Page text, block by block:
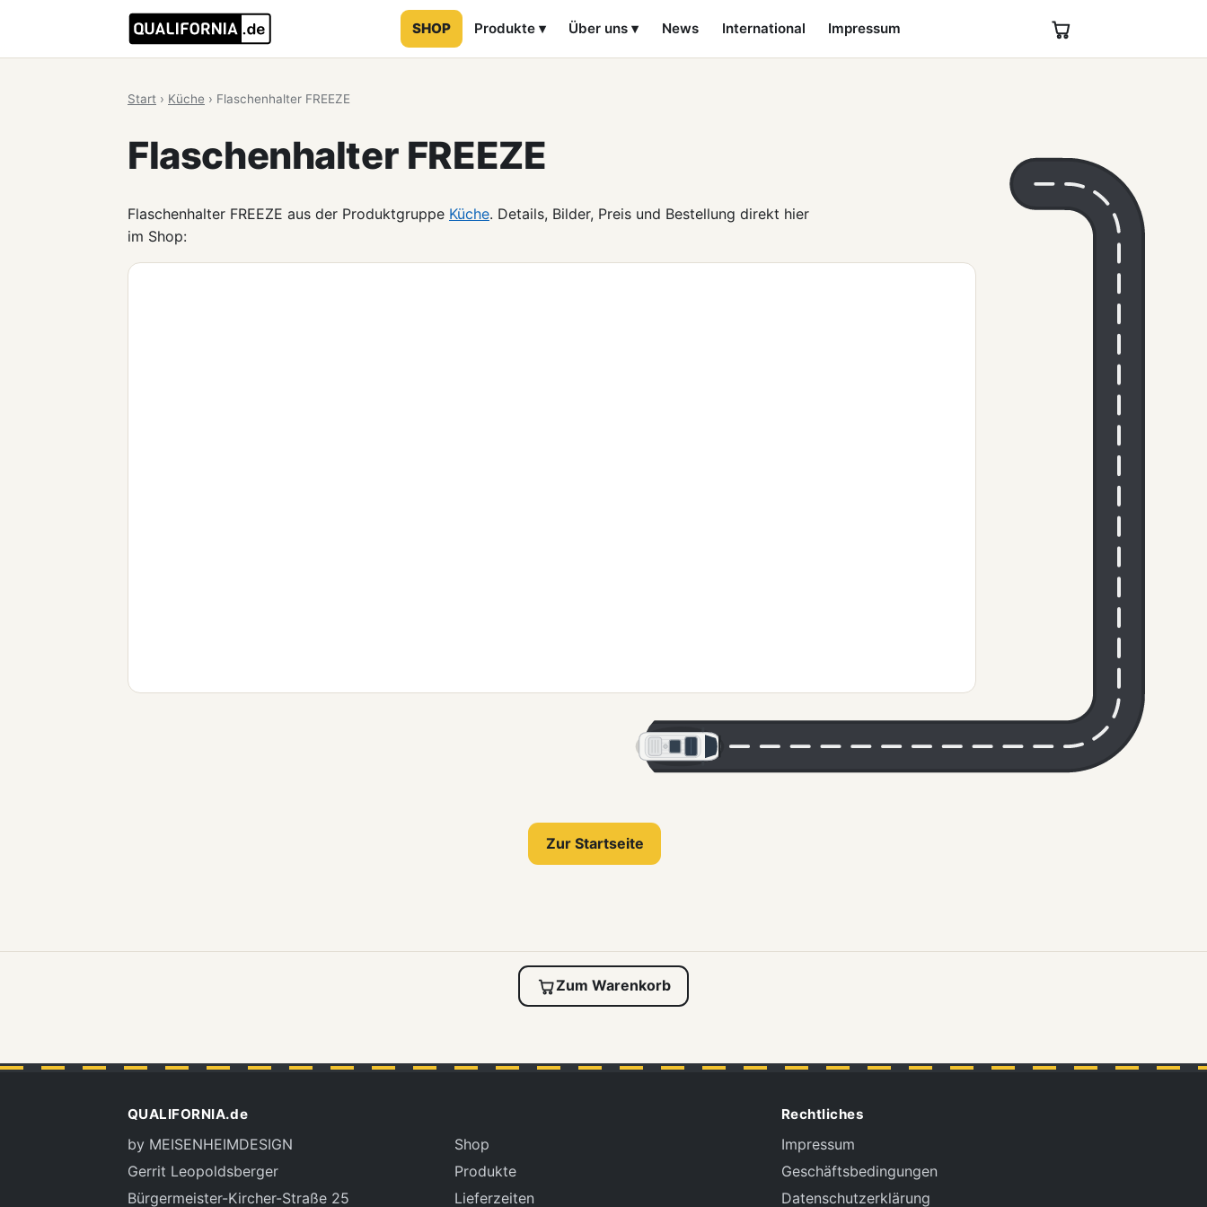
SHOP Produkte ▾ Über uns ▾ News International Impressum
Start › Küche › Flaschenhalter FREEZE
Flaschenhalter FREEZE
Flaschenhalter FREEZE aus der Produktgruppe Küche. Details, Bilder, Preis und Bestellung direkt hier
im Shop:
Zur Startseite
Zum Warenkorb
QUALIFORNIA.de
by MEISENHEIMDESIGN
Gerrit Leopoldsberger
Bürgermeister-Kircher-Straße 25
Shop
Produkte
Lieferzeiten
Rechtliches
Impressum
Geschäftsbedingungen
Datenschutzerklärung